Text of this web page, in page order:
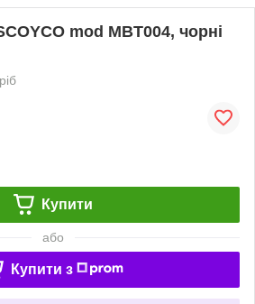
mod MBT004, чорні
Купити
або
Купити з